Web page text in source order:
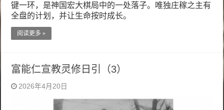
键一环，是神国宏大棋局中的一处落子。唯独庄稼之主有
全盘的计划，并让生命按时成长。
阅读更多 »
富能仁宣教灵修日引（3）
2026年4月20日